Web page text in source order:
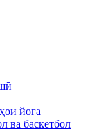
йога
ва баскетбол